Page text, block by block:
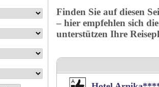
Finden Sie auf diesen
– hier empfehlen sich
unterstützen Ihre